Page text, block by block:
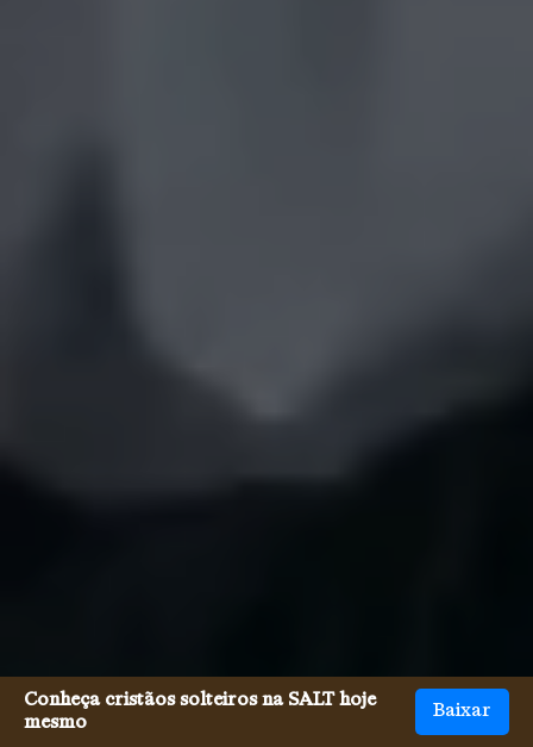
Conheça cristãos solteiros na SALT hoje
mesmo
Baixar